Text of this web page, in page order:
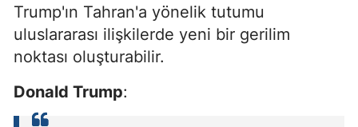
Trump'ın Tahran'a yönelik tutumu
uluslararası ilişkilerde yeni bir gerilim
noktası oluşturabilir.
Donald Trump: